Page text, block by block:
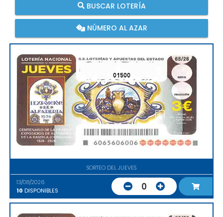
BUSCAR LOTERÍA
NÚMERO AL AZAR
01500
SORTEO DEL JUEVES
13/08/2026
10 DISPONIBLES 0